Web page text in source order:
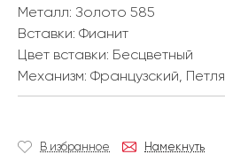
Металл: Золото 585
Вставки: Фианит
Цвет вставки: Бесцветный
Механизм: Французский, Петля
В избранное Намекнуть